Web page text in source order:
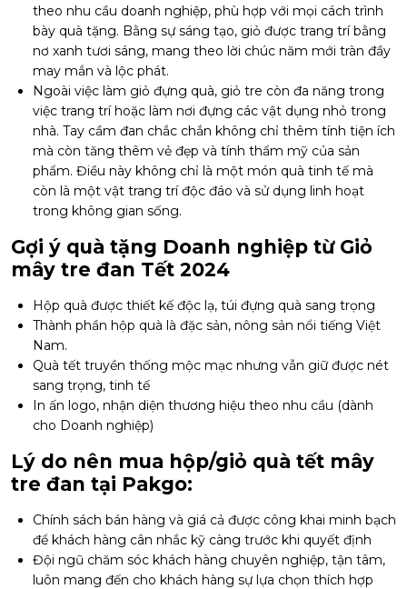
theo nhu cầu doanh nghiệp, phù hợp với mọi cách trình
bày quà tặng. Bằng sự sáng tạo, giỏ được trang trí bằng
nơ xanh tươi sáng, mang theo lời chúc năm mới tràn đầy
may mắn và lộc phát.
Ngoài việc làm giỏ đựng quà, giỏ tre còn đa năng trong
việc trang trí hoặc làm nơi đựng các vật dụng nhỏ trong
nhà. Tay cầm đan chắc chắn không chỉ thêm tính tiện ích
mà còn tăng thêm vẻ đẹp và tính thẩm mỹ của sản
phẩm. Điều này không chỉ là một món quà tinh tế mà
còn là một vật trang trí độc đáo và sử dụng linh hoạt
trong không gian sống.
Gợi ý quà tặng Doanh nghiệp từ Giỏ
mây tre đan Tết 2024
Hộp quà được thiết kế độc lạ, túi đựng quà sang trọng
Thành phần hộp quà là đặc sản, nông sản nổi tiếng Việt
Nam.
Quà tết truyền thống mộc mạc nhưng vẫn giữ được nét
sang trọng, tinh tế
In ấn logo, nhận diện thương hiệu theo nhu cầu (dành
cho Doanh nghiệp)
Lý do nên mua hộp/giỏ quà tết mây
tre đan tại Pakgo:
Chính sách bán hàng và giá cả được công khai minh bạch
để khách hàng cân nhắc kỹ càng trước khi quyết định
Đội ngũ chăm sóc khách hàng chuyên nghiệp, tận tâm,
luôn mang đến cho khách hàng sự lựa chọn thích hợp